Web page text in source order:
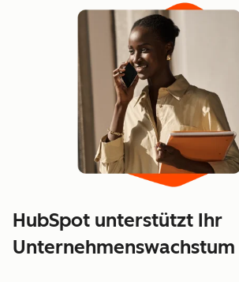
HubSpot unterstützt Ihr
Unternehmenswachstum